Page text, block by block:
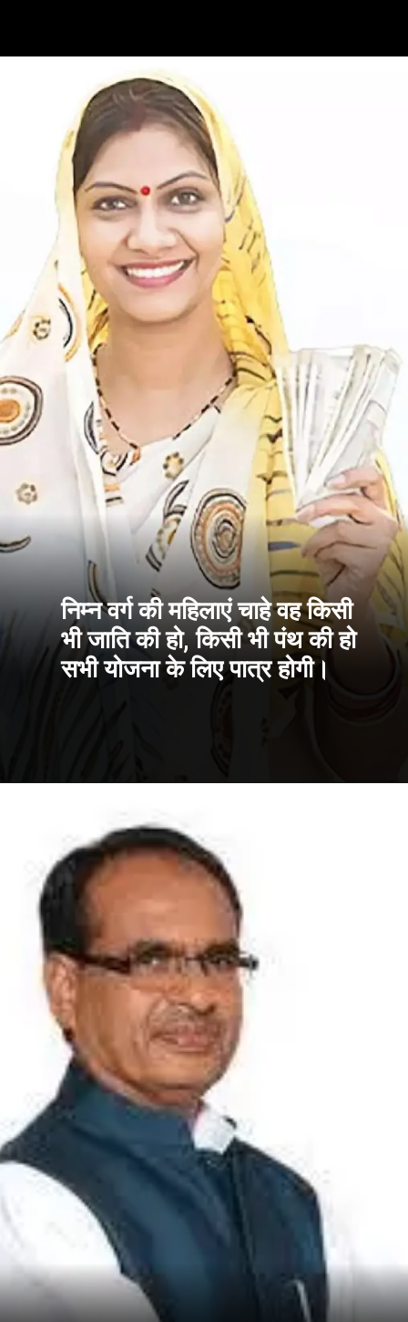
Opening
निम्न वर्ग की महिलाएं चाहे वह किसी
भी जाति की हो, किसी भी पंथ की हो
सभी योजना के लिए पात्र होगी।